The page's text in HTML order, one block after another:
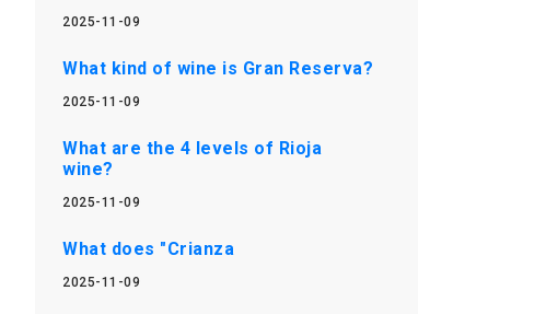
2025-11-09
What kind of wine is Gran Reserva?
2025-11-09
What are the 4 levels of Rioja
wine?
2025-11-09
What does "Crianza
2025-11-09